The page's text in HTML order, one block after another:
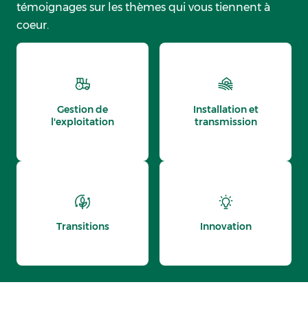
témoignages sur les thèmes qui vous tiennent à
coeur.
Gestion de
l'exploitation
Installation et
transmission
Transitions Innovation